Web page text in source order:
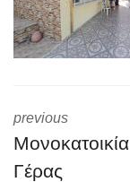
previous
Γέρας